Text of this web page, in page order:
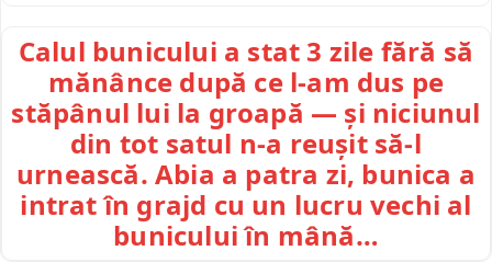
Calul bunicului a stat 3 zile fără să
mănânce după ce l-am dus pe
stăpânul lui la groapă — și niciunul
din tot satul n-a reușit să-l
urnească. Abia a patra zi, bunica a
intrat în grajd cu un lucru vechi al
bunicului în mână…